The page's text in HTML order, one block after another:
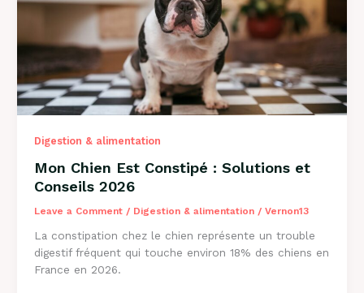
2026
Digestion & alimentation
Mon Chien Est Constipé : Solutions et
Conseils 2026
Leave a Comment / Digestion & alimentation/ Vernon13
La constipation chez le chien représente un trouble
digestif fréquent qui touche environ 18% des chiens en
France en 2026.